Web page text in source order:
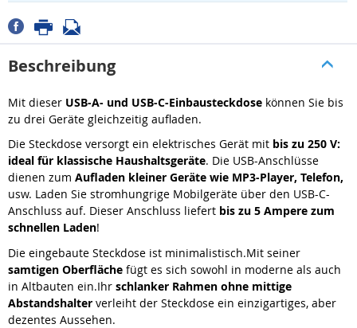
Beschreibung
Mit dieser USB-A- und USB-C-Einbausteckdose können Sie bis
zu drei Geräte gleichzeitig aufladen.
Die Steckdose versorgt ein elektrisches Gerät mit bis zu 250 V:
ideal für klassische Haushaltsgeräte. Die USB-Anschlüsse
dienen zum Aufladen kleiner Geräte wie MP3-Player, Telefon,
usw. Laden Sie stromhungrige Mobilgeräte über den USB-C-
Anschluss auf. Dieser Anschluss liefert bis zu 5 Ampere zum
schnellen Laden!
Die eingebaute Steckdose ist minimalistisch.Mit seiner
samtigen Oberfläche fügt es sich sowohl in moderne als auch
in Altbauten ein.Ihr schlanker Rahmen ohne mittige
Abstandshalter verleiht der Steckdose ein einzigartiges, aber
dezentes Aussehen.